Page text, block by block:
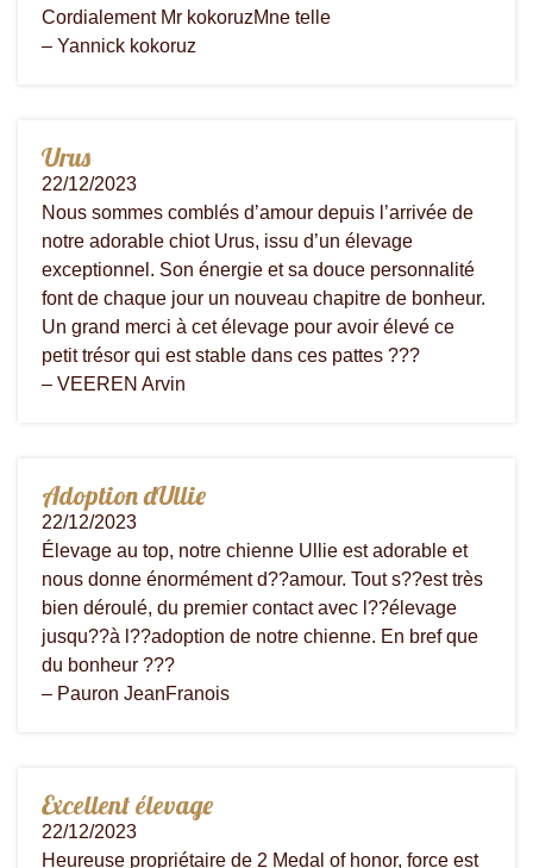
Cordialement Mr kokoruzMne telle
– Yannick kokoruz
Urus
22/12/2023
Nous sommes comblés d’amour depuis l’arrivée de
notre adorable chiot Urus, issu d’un élevage
exceptionnel. Son énergie et sa douce personnalité
font de chaque jour un nouveau chapitre de bonheur.
Un grand merci à cet élevage pour avoir élevé ce
petit trésor qui est stable dans ces pattes ???
– VEEREN Arvin
Adoption dUllie
22/12/2023
Élevage au top, notre chienne Ullie est adorable et
nous donne énormément d??amour. Tout s??est très
bien déroulé, du premier contact avec l??élevage
jusqu??à l??adoption de notre chienne. En bref que
du bonheur ???
– Pauron JeanFranois
Excellent élevage
22/12/2023
Heureuse propriétaire de 2 Medal of honor, force est